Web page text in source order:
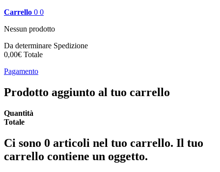
Carrello 0 0
Nessun prodotto
Da determinare Spedizione
0,00€ Totale
Pagamento
Prodotto aggiunto al tuo carrello
Quantità
Totale
Ci sono 0 articoli nel tuo carrello. Il tuo
carrello contiene un oggetto.